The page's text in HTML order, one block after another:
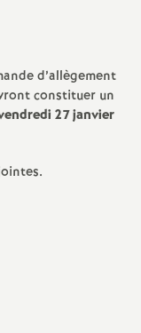
t
o
d’allègement
constituer un
27 janvier